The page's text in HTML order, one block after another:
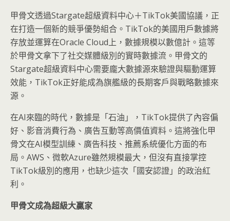
甲骨文透過Stargate超級資料中心＋TikTok美國協議，正
在打造一個新的競爭優勢組合。TikTok的美國用戶數據將
存放並運算在Oracle Cloud上，數據規模以數億計。這等
於甲骨文拿下了社交媒體級別的實時數據流。甲骨文的
Stargate超級資料中心需要龐大數據源來驗證與驅動運算
效能，TikTok正好能成為旗艦級的長期客戶與戰略數據來
源。
在AI來臨的時代，數據是「石油」，TikTok提供了內容偏
好、影音消費行為、廣告互動等高價值資料。這將強化甲
骨文在AI模型訓練、廣告科技、推薦系統優化方面的布
局。AWS、微軟Azure雖然規模最大，但沒有直接掌控
TikTok級別的應用，也缺少這次「國安認證」的政治紅
利。
甲骨文成為超級大贏家